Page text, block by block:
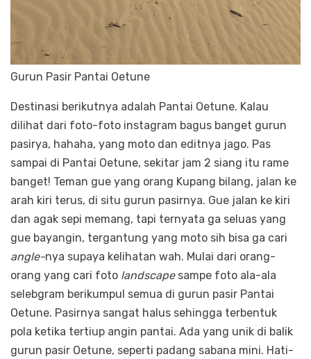
Gurun Pasir Pantai Oetune
Destinasi berikutnya adalah Pantai Oetune. Kalau
dilihat dari foto-foto instagram bagus banget gurun
pasirya, hahaha, yang moto dan editnya jago. Pas
sampai di Pantai Oetune, sekitar jam 2 siang itu rame
banget! Teman gue yang orang Kupang bilang, jalan ke
arah kiri terus, di situ gurun pasirnya. Gue jalan ke kiri
dan agak sepi memang, tapi ternyata ga seluas yang
gue bayangin, tergantung yang moto sih bisa ga cari
angle-nya supaya kelihatan wah. Mulai dari orang-
orang yang cari foto landscapesampe foto ala-ala
selebgram berikumpul semua di gurun pasir Pantai
Oetune. Pasirnya sangat halus sehingga terbentuk
pola ketika tertiup angin pantai. Ada yang unik di balik
gurun pasir Oetune, seperti padang sabana mini. Hati-